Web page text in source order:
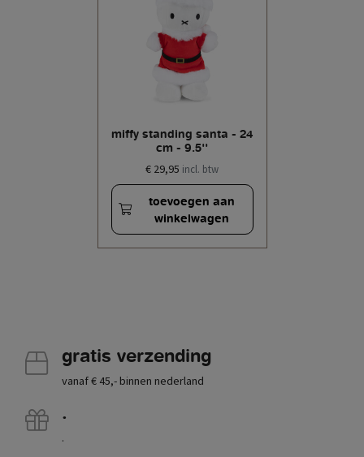
miffy standing santa - 24
cm - 9.5''
€ 29,95 incl. btw
toevoegen aan
winkelwagen
gratis verzending
vanaf € 45,- binnen nederland
.
.